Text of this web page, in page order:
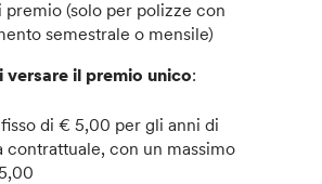
premio (solo per polizze con
semestrale o mensile)
versare il premio unico:
di € 5,00 per gli anni di
contrattuale, con un massimo